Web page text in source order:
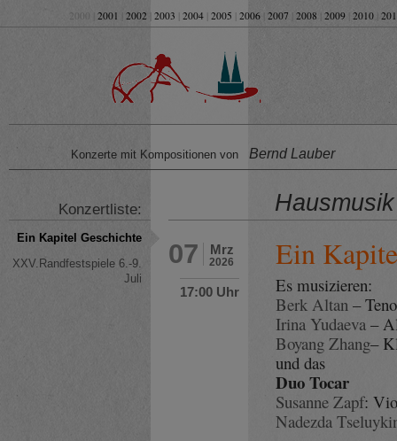
2000 | 2001 2002 2003 2004 2005 2006 2007 2008 2009 2010
Konzerte mit Kompositionen von Bernd Lauber
Hausmusik
Mrz
2026
07
17:00 Uhr
Ein
Es musizieren:
Berk Altan –
Irina Yudaeva–
Boyang Zhang–
und das
Duo Tocar
Susanne Zapf:
Nadezda
Konzertliste:
Ein Kapitel Geschichte
XXV.Randfestspiele 6.-9.
Juli